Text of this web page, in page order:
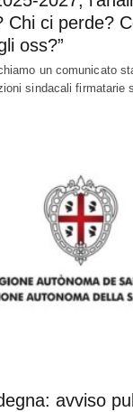
Chi ci perde?
oss?”
un comunicato
sindacali firmatarie
avviso